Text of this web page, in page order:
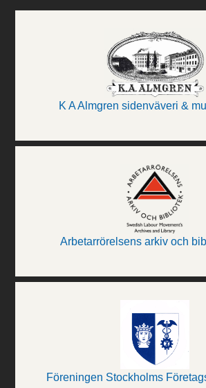
K A Almgren sidenväveri &
Arbetarrörelsens arkiv och
Föreningen Stockholms